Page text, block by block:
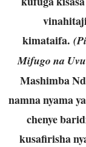
kimataifa.
Mifugo na
Mashimba
namna nyama
chenye
kusafirisha